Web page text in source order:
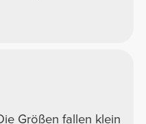
Größen fallen klein